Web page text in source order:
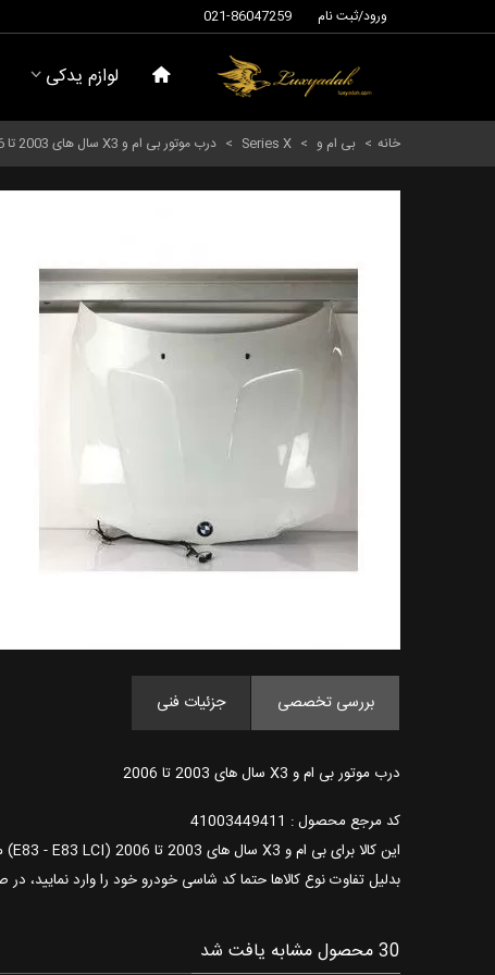
021-86047259 ورود/ثبت نام
لوازم یدکی
خانه > بی ام و >
Series X
> درب موتور بی ام و X3 سال های 2003 تا 2006 (اورجینال) - 41003449411
بررسی تخصصی جزئیات فنی
درب موتور بی ام و X3 سال های 2003 تا 2006
کد مرجع محصول : 41003449411
این کالا برای بی ام و X3 سال های 2003 تا 2006 (E83 - E83 LCI) مورد استفاده می باشد و بدون رنگ وارد می شود.
بدلیل تفاوت نوع کالاها حتما کد شاسی خودرو خود را وارد نمایید،
30 محصول مشابه یافت شد